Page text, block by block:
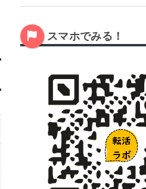
スマホでみる！